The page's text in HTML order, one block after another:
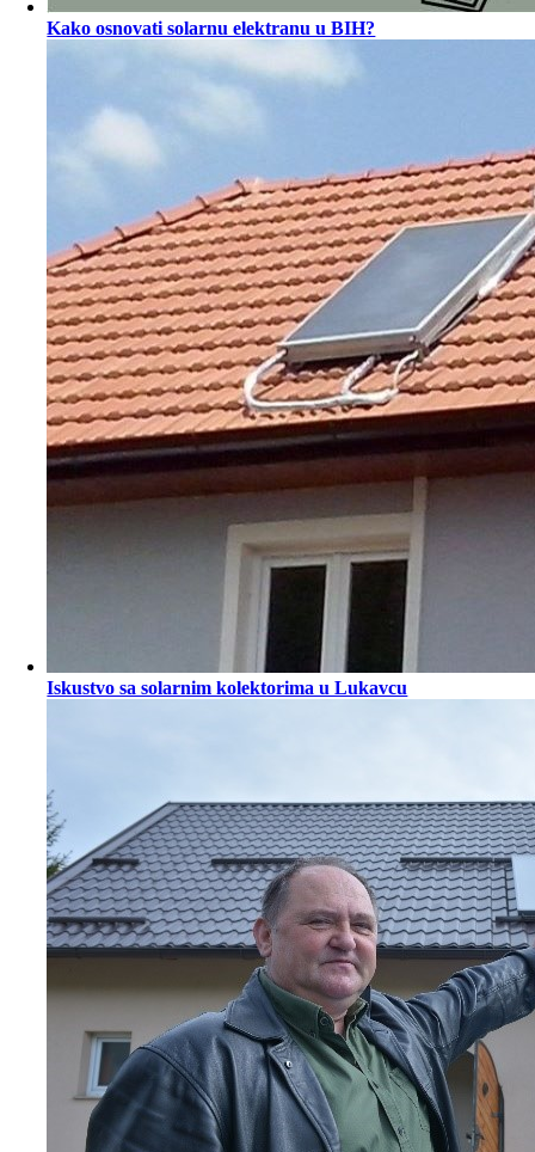
Kako osnovati solarnu elektranu u BIH?
Iskustvo sa solarnim kolektorima u Lukavcu